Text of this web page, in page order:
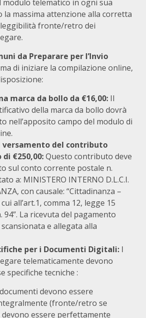
modulo telematico in ogni sua
la massima attenzione alla corretta
leggibilità fronte/retro dei
da Preparare per l’Invio
di iniziare la compilazione online,
marca da bollo da €16,00: Il
della marca da bollo dovrà
nell’apposito campo del modulo di
versamento del contributo
€250,00:Questo contributo deve
sul conto corrente postale n.
a: MINISTERO INTERNO D.L.C.I.
con causale: “Cittadinanza –
all’art.1, comma 12, legge 15
94”. La ricevuta del pagamento
e allegata alla
per i Documenti Digitali: I
telematicamente devono
specifiche tecniche :
devono essere
(fronte/retro se
essere perfettamente